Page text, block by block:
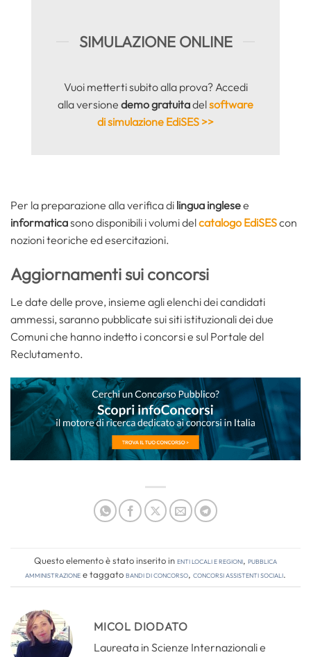
SIMULAZIONE ONLINE
Vuoi metterti subito alla prova? Accedi
alla versione demo gratuitadelsoftware
di simulazione EdiSES >>
Per la preparazione alla verifica di lingua inglesee
informaticasono disponibili i volumi delcatalogo EdiSEScon
nozioni teoriche ed esercitazioni.
Aggiornamenti sui concorsi
Le date delle prove, insieme agli elenchi dei candidati
ammessi, saranno pubblicate sui siti istituzionali dei due
Comuni che hanno indetto i concorsi e sul Portale del
Reclutamento.
Questo elemento è stato inserito inEnti locali e regioni, Pubblica
amministrazionee taggatobandi di concorso, concorsi assistenti sociali.
MICOL DIODATO
Laureata in Scienze Internazionali e